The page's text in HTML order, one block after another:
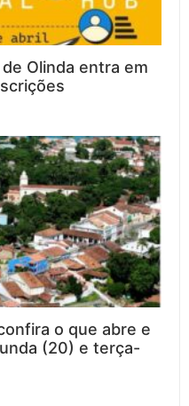
Olinda entra em
o que abre e
(20) e terça-